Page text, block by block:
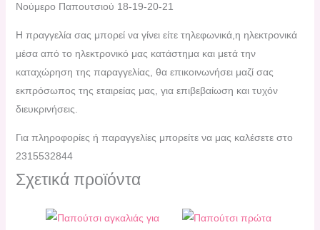
Νούμερο Παπουτσιού 18-19-20-21
H πραγγελία σας μπορεί να γίνει είτε τηλεφωνικά,η ηλεκτρονικά
μέσα από το ηλεκτρονικό μας κατάστημα και μετά την
καταχώρηση της παραγγελίας, θα επικοινωνήσει μαζί σας
εκπρόσωπος της εταιρείας μας, για επιβεβαίωση και τυχόν
διευκρινήσεις.
Για πληροφορίες ή παραγγελίες μπορείτε να μας καλέσετε στο
2315532844
Σχετικά προϊόντα